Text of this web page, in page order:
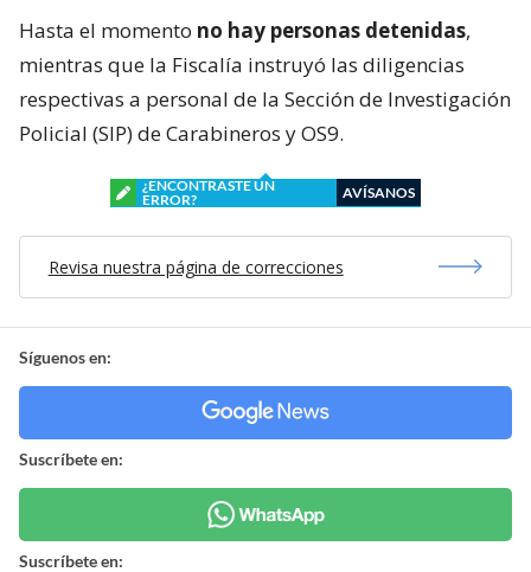
Hasta el momento no hay personas detenidas,
mientras que la Fiscalía instruyó las diligencias
respectivas a personal de la Sección de Investigación
Policial (SIP) de Carabineros y OS9.
¿ENCONTRASTE UN
ERROR?
AVÍSANOS
Revisa nuestra página de correcciones
Síguenos en:
Suscríbete en:
Suscríbete en: